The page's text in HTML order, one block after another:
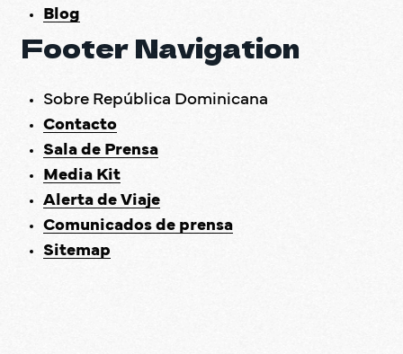
Blog
Footer Navigation
Sobre República Dominicana
Contacto
Sala de Prensa
Media Kit
Alerta de Viaje
Comunicados de prensa
Sitemap